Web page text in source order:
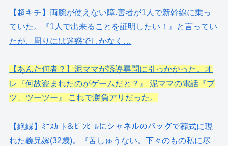
【超キチ】両腕が使えない障.害者が1人で新幹線に乗っ
ていた。『1人で出来ることを証明したい！』と言ってい
たが、周りには迷惑でしかなく…
【あんた何者？】泥ママが誘導尋問に引っかかった。オ
レ『何故盗まれたのがゲームだと？』 泥ママの電話『プ
ツ、ツーツー』 これで勝負アリだった。
【絶縁】ﾐﾆｽｶｰﾄ＆ﾋﾟﾝﾋｰﾙにシャネルのバッグで葬式に現
れた義兄嫁(32歳)。『苦しゅうない。下々のもの私に尽